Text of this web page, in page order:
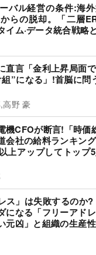
バル経営の条件:海
らの脱却。「二層
イム·データ統合戦略
直言「金利上昇局面
”になる」!首脳に問
高野 豪
機CFOが断言!「時価
会社の給料ランキン
上アップしてトップ
ス」は失敗するのか?
になる「フリーアド
元凶」と組織の生産